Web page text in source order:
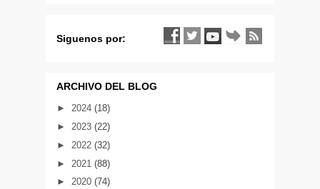
Siguenos por:
ARCHIVO DEL BLOG
► 2024 (18)
► 2023 (22)
► 2022 (32)
► 2021 (88)
► 2020 (74)